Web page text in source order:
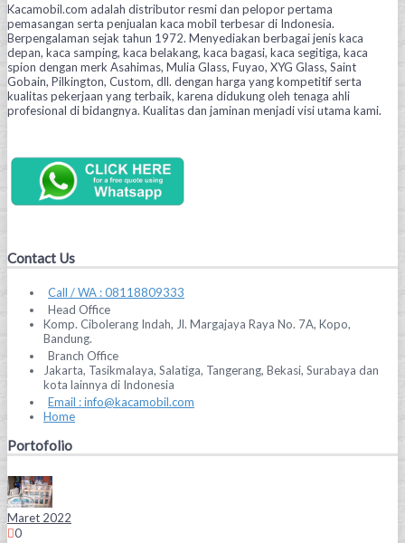
Kacamobil.com adalah distributor resmi dan pelopor pertama
pemasangan serta penjualan kaca mobil terbesar di Indonesia.
Berpengalaman sejak tahun 1972. Menyediakan berbagai jenis kaca
depan, kaca samping, kaca belakang, kaca bagasi, kaca segitiga, kaca
spion dengan merk Asahimas, Mulia Glass, Fuyao, XYG Glass, Saint
Gobain, Pilkington, Custom, dll. dengan harga yang kompetitif serta
kualitas pekerjaan yang terbaik, karena didukung oleh tenaga ahli
profesional di bidangnya. Kualitas dan jaminan menjadi visi utama kami.
Contact Us
Call / WA : 08118809333
Head Office
Komp. Cibolerang Indah, Jl. Margajaya Raya No. 7A, Kopo,
Bandung.
Branch Office
Jakarta, Tasikmalaya, Salatiga, Tangerang, Bekasi, Surabaya dan
kota lainnya di Indonesia
Email : info@kacamobil.com
Home
Portofolio
Maret 2022
0